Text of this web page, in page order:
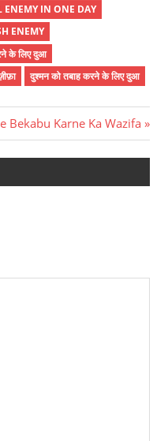
ENEMY IN ONE DAY
ENEMY
के लिए दुआ
दुश्मन को तबाह करने के लिए दुआ
Bekabu Karne Ka Wazifa